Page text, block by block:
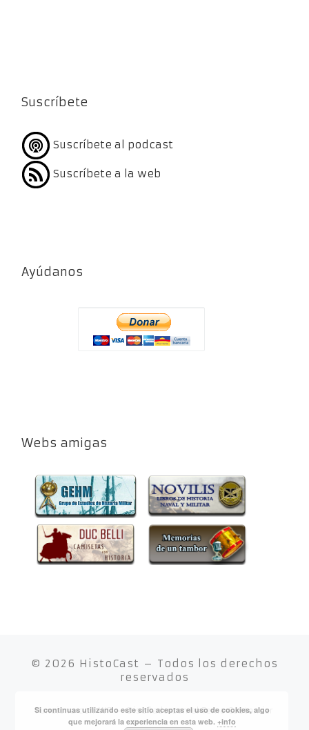
Suscríbete
Suscríbete al podcast
Suscríbete a la web
Ayúdanos
Webs amigas
© 2026 HistoCast – Todos los derechos
reservados
Funciona conWP– Diseñado con elTema Customizr
Si continuas utilizando este sitio aceptas el uso de cookies, algo
que mejorará la experiencia en esta web. +info